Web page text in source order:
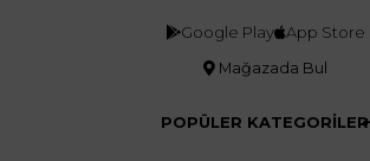
Google Play App Store
Mağazada Bul
POPÜLER KATEGORİLER